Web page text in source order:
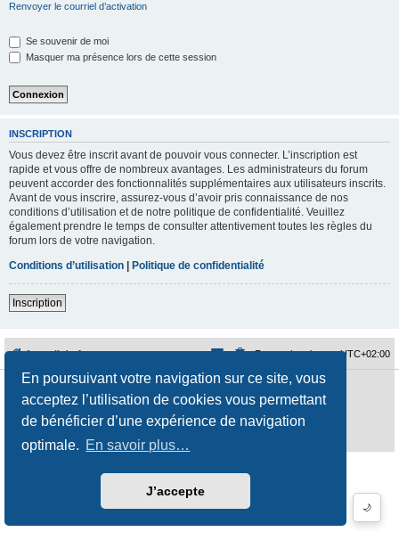
En poursuivant votre navigation sur ce site, vous
acceptez l’utilisation de cookies vous permettant
de bénéficier d’une expérience de navigation
optimale. En savoir plus…
J’accepte
🌙
Renvoyer le courriel d’activation
Se souvenir de moi
Masquer ma présence lors de cette session
INSCRIPTION
Vous devez être inscrit avant de pouvoir vous connecter. L’inscription est
rapide et vous offre de nombreux avantages. Les administrateurs du forum
peuvent accorder des fonctionnalités supplémentaires aux utilisateurs inscrits.
Avant de vous inscrire, assurez-vous d’avoir pris connaissance de nos
conditions d’utilisation et de notre politique de confidentialité. Veuillez
également prendre le temps de consulter attentivement toutes les règles du
forum lors de votre navigation.
Conditions d’utilisation | Politique de confidentialité
Inscription
Accueil du forum Fuseau horaire surUTC+02:00
Développé par phpBB ® Forum Software © phpBB Limited
Traduction française officielle©Qiaeru
Stylejeremiemeunierpar ©Fred Rimbert